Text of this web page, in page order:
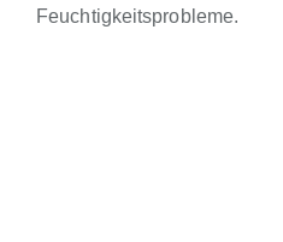
Feuchtigkeitsprobleme.